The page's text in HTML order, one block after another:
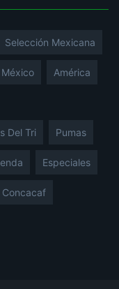
Selección Mexicana
México América
Del Tri Pumas
Especiales
Concacaf